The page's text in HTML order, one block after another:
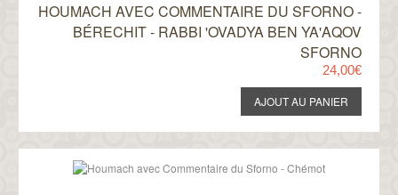
HOUMACH AVEC COMMENTAIRE DU SFORNO -
BÉRECHIT - RABBI 'OVADYA BEN YA'AQOV
SFORNO
24,00€